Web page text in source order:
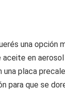
una opción
en
placa
para que se